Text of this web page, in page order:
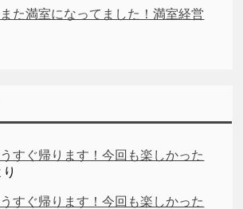
た満室になってました！満室経営
すぐ帰ります！今回も楽しかった
り
すぐ帰ります！今回も楽しかった